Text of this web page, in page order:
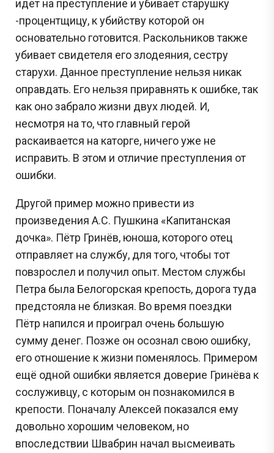
идёт на преступление и убивает старушку
-процентщицу, к убийству которой он
основательно готовится. Раскольников также
убивает свидетеля его злодеяния, сестру
старухи. Данное преступление нельзя никак
оправдать. Его нельзя приравнять к ошибке, так
как оно забрало жизни двух людей. И,
несмотря на то, что главный герой
раскаивается на каторге, ничего уже не
исправить. В этом и отличие преступления от
ошибки.
Другой пример можно привести из
произведения А.С. Пушкина «Капитанская
дочка». Пётр Гринёв, юноша, которого отец
отправляет на службу, для того, чтобы тот
повзрослел и получил опыт. Местом службы
Петра была Белогорская крепость, дорога туда
предстояла не близкая. Во время поездки
Пётр напился и проиграл очень большую
сумму денег. Позже он осознал свою ошибку,
его отношение к жизни поменялось. Примером
ещё одной ошибки является доверие Гринёва к
сослуживцу, с которым он познакомился в
крепости. Поначалу Алексей показался ему
довольно хорошим человеком, но
впоследствии Швабрин начал высмеивать
Задания с Дальнего востока присылаются выпускниками, уже прошедшими
экзамен, и представляют собой тексты заданий, которые они запомнили. До
осуществляется, поскольку они заранее никому не известны.
Перейти